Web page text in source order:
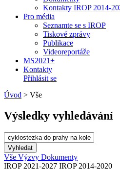
Kontakty IROP 2014-
Pro média
Seznamte se s IROP
Tiskové zprávy
Publikace
Videoreportáže
MS2021+
Kontakty
Přihlásit se
Úvod > Vše
Výsledky vyhledávání
Vše Výzvy Dokumenty
IROP 2021-2027 IROP 2014-2020